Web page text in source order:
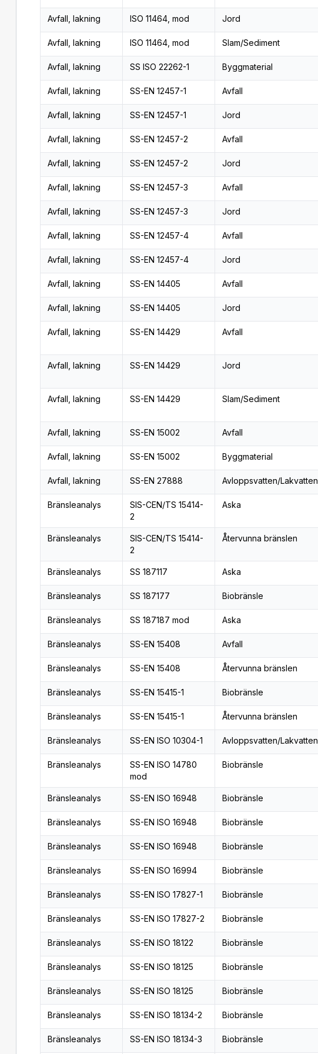
Avfall, lakning ISO 11464, mod Jord
Avfall, lakning ISO 11464, mod Slam/Sediment
Avfall, lakning SS ISO 22262-1 Byggmaterial
Avfall, lakning SS-EN 12457-1 Avfall
Avfall, lakning SS-EN 12457-1 Jord
Avfall, lakning SS-EN 12457-2 Avfall
Avfall, lakning SS-EN 12457-2 Jord
Avfall, lakning SS-EN 12457-3 Avfall
Avfall, lakning SS-EN 12457-3 Jord
Avfall, lakning SS-EN 12457-4 Avfall
Avfall, lakning SS-EN 12457-4 Jord
Avfall, lakning SS-EN 14405 Avfall
Avfall, lakning SS-EN 14405 Jord
Avfall, lakning SS-EN 14429 Avfall
Avfall, lakning SS-EN 14429 Jord
Avfall, lakning SS-EN 14429 Slam/Sediment
Avfall, lakning SS-EN 15002 Avfall
Avfall, lakning SS-EN 15002 Byggmaterial
Avfall, lakning SS-EN 27888 Avloppsvatten/Lakvatten
Bränsleanalys
SIS-CEN/TS 15414-
2
Aska
Bränsleanalys
SIS-CEN/TS 15414-
2
Återvunna bränslen
Bränsleanalys SS 187117 Aska
Bränsleanalys SS 187177 Biobränsle
Bränsleanalys SS 187187 mod Aska
Bränsleanalys SS-EN 15408 Avfall
Bränsleanalys SS-EN 15408 Återvunna bränslen
Bränsleanalys SS-EN 15415-1 Biobränsle
Bränsleanalys SS-EN 15415-1 Återvunna bränslen
Bränsleanalys SS-EN ISO 10304-1 Avloppsvatten/Lakvatten
Bränsleanalys
SS-EN ISO 14780
mod
Biobränsle
Bränsleanalys SS-EN ISO 16948 Biobränsle
Bränsleanalys SS-EN ISO 16948 Biobränsle
Bränsleanalys SS-EN ISO 16948 Biobränsle
Bränsleanalys SS-EN ISO 16994 Biobränsle
Bränsleanalys SS-EN ISO 17827-1 Biobränsle
Bränsleanalys SS-EN ISO 17827-2 Biobränsle
Bränsleanalys SS-EN ISO 18122 Biobränsle
Bränsleanalys SS-EN ISO 18125 Biobränsle
Bränsleanalys SS-EN ISO 18125 Biobränsle
Bränsleanalys SS-EN ISO 18134-2 Biobränsle
Bränsleanalys SS-EN ISO 18134-3 Biobränsle